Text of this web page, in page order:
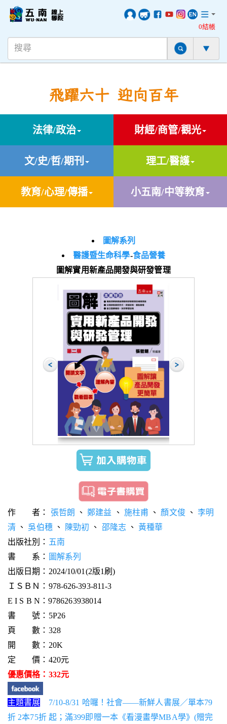
0結帳
飛躍六十 迎向百年
法律/政治 財經/商管/觀光
文/史/哲/期刊 理工/醫護
教育/心理/傳播 小五南/中等教育
圖解系列
醫護暨生命科學-食品營養
圖解實用新產品開發與研發管理
作 者： 張哲朗 、鄭建益 、 施柱甫 、 顏文俊、李明
清 、 吳伯穗、 陳勁初 、 邵隆志、 黃種華
出版社別： 五南
書 系： 圖解系列
出版日期：2024/10/01(2版1刷)
ＩＳＢＮ：978-626-393-811-3
E I S B N：9786263938014
書 號：5P26
頁 數：328
開 數：20K
定 價：420元
優惠價格：332元
主題書展
7/10-8/31 哈囉！社會——新鮮人書展／單本79
折 2本75折 起；滿399即贈一本《看漫畫學MBA學》(贈完